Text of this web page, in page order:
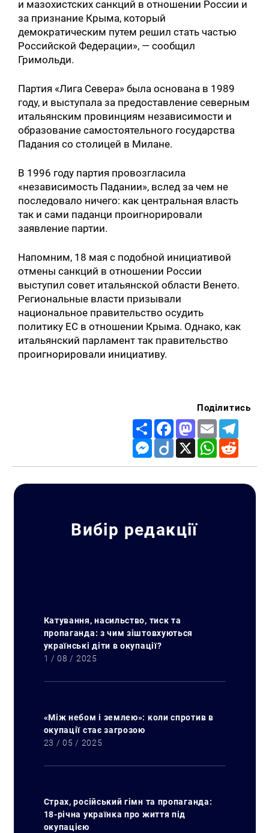
и мазохистских санкций в отношении России и
за признание Крыма, который
демократическим путем решил стать частью
Российской Федерации», — сообщил
Гримольди.
Партия «Лига Севера» была основана в 1989
году, и выступала за предоставление северным
итальянским провинциям независимости и
образование самостоятельного государства
Падания со столицей в Милане.
В 1996 году партия провозгласила
«независимость Падании», вслед за чем не
последовало ничего: как центральная власть
так и сами паданци проигнорировали
заявление партии.
Напомним, 18 мая с подобной инициативой
отмены санкций в отношении России
выступил совет итальянской области Венето.
Региональные власти призывали
национальное правительство осудить
политику ЕС в отношении Крыма. Однако, как
итальянский парламент так правительство
проигнорировали инициативу.
Поділитись
Share FacebookMastodon
Email
Messenger
Diigo X WhatsApp
Вибір редакції
Катування, насильство, тиск та
пропаганда: з чим зіштовхуються
українські діти в окупації?
1 / 08 / 2025
«Між небом і землею»: коли спротив в
окупації стає загрозою
23 / 05 / 2025
Страх, російський гімн та пропаганда:
18-річна українка про життя під
окупацією